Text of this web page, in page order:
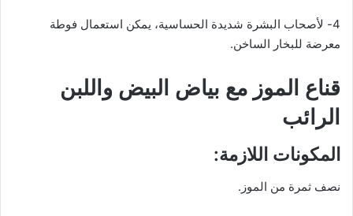
4- لأصحاب البشرة شديدة الحساسية، يمكن استعمال فوطة
معرضة للبخار الساخن.
قناع الموز مع بياض البيض واللبن
الرائب
المكونات اللازمة:
نصف ثمرة من الموز.